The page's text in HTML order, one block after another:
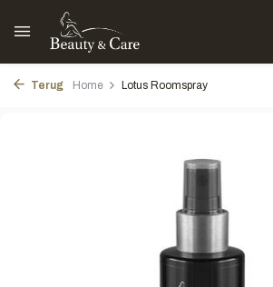
Terug Home Lotus Roomspray